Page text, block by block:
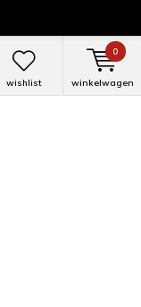
wishlist winkelwagen
0